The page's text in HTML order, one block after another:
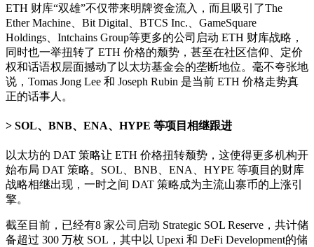
ETH 财库“双雄”不仅带来明牌资金流入，而且吸引了The
Ether Machine、Bit Digital、BTCS Inc.、GameSquare
Holdings、Intchains Group等更多的公司启动 ETH 财库战略，
同时也一举扭转了 ETH 价格的颓势，甚至在社区信仰、定价
权和话语权层面撼动了以太坊基金会的垄断地位。毫不夸张地
说，Tomas Jong Lee 和 Joseph Rubin 是当前 ETH 价格走势真
正的话事人。
SOL、BNB、ENA、HYPE 等项目相继跟进
以太坊的 DAT 策略让 ETH 价格扭转颓势，这使得更多机构开
始布局 DAT 策略。SOL、BNB、ENA、HYPE 等项目的财库
战略相继出现，一时之间 DAT 策略成为主流山寨币的上涨引
擎。
截至目前，已经有8 家公司启动 Strategic SOL Reserve，共计储
备超过 300 万枚 SOL，其中以 Upexi 和 DeFi Development的储